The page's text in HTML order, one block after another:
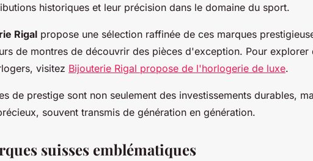
historiques et leur précision dans le domaine du sport.
Rigal propose une sélection raffinée de ces marques
de montres de découvrir des pièces d'exception. Pour explorer
visitez Bijouterie Rigal propose de l'horlogerie de luxe.
de prestige sont non seulement des investissements durables,
souvent transmis de génération en génération.
suisses emblématiques